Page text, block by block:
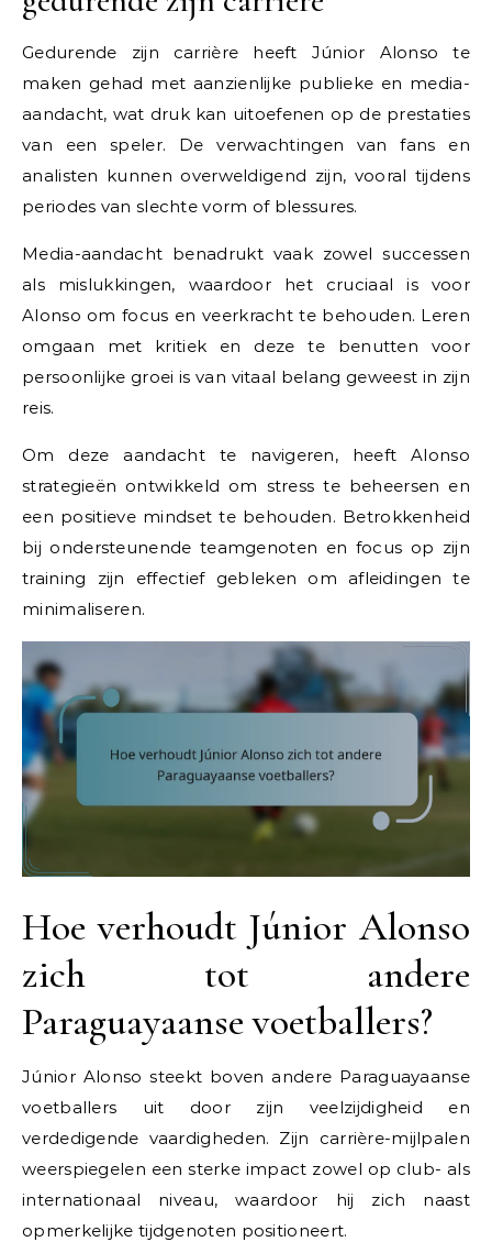
Gedurende zijn carrière heeft Júnior Alonso te
maken gehad met aanzienlijke publieke en media-
aandacht, wat druk kan uitoefenen op de prestaties
van een speler. De verwachtingen van fans en
analisten kunnen overweldigend zijn, vooral tijdens
periodes van slechte vorm of blessures.
Media-aandacht benadrukt vaak zowel successen
als mislukkingen, waardoor het cruciaal is voor
Alonso om focus en veerkracht te behouden. Leren
omgaan met kritiek en deze te benutten voor
persoonlijke groei is van vitaal belang geweest in zijn
reis.
Om deze aandacht te navigeren, heeft Alonso
strategieën ontwikkeld om stress te beheersen en
een positieve mindset te behouden. Betrokkenheid
bij ondersteunende teamgenoten en focus op zijn
training zijn effectief gebleken om afleidingen te
minimaliseren.
Hoe verhoudt Júnior Alonso
zich tot andere
Paraguayaanse voetballers?
Júnior Alonso steekt boven andere Paraguayaanse
voetballers uit door zijn veelzijdigheid en
verdedigende vaardigheden. Zijn carrière-mijlpalen
weerspiegelen een sterke impact zowel op club- als
internationaal niveau, waardoor hij zich naast
opmerkelijke tijdgenoten positioneert.